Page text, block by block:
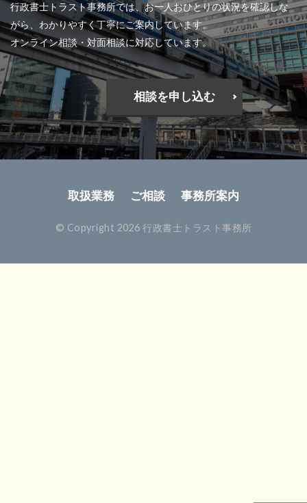
行政書士トラスト事務所では、お一人おひとりの状況を確認しな
がら、わかりやすく丁寧にご案内しています。
オンライン相談・対面相談に対応しています。
相談を申し込む
取扱業務 ご相談 事務所案内
© Copyright 2026 行政書士トラスト事務所